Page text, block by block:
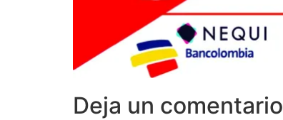
Deja un comentario